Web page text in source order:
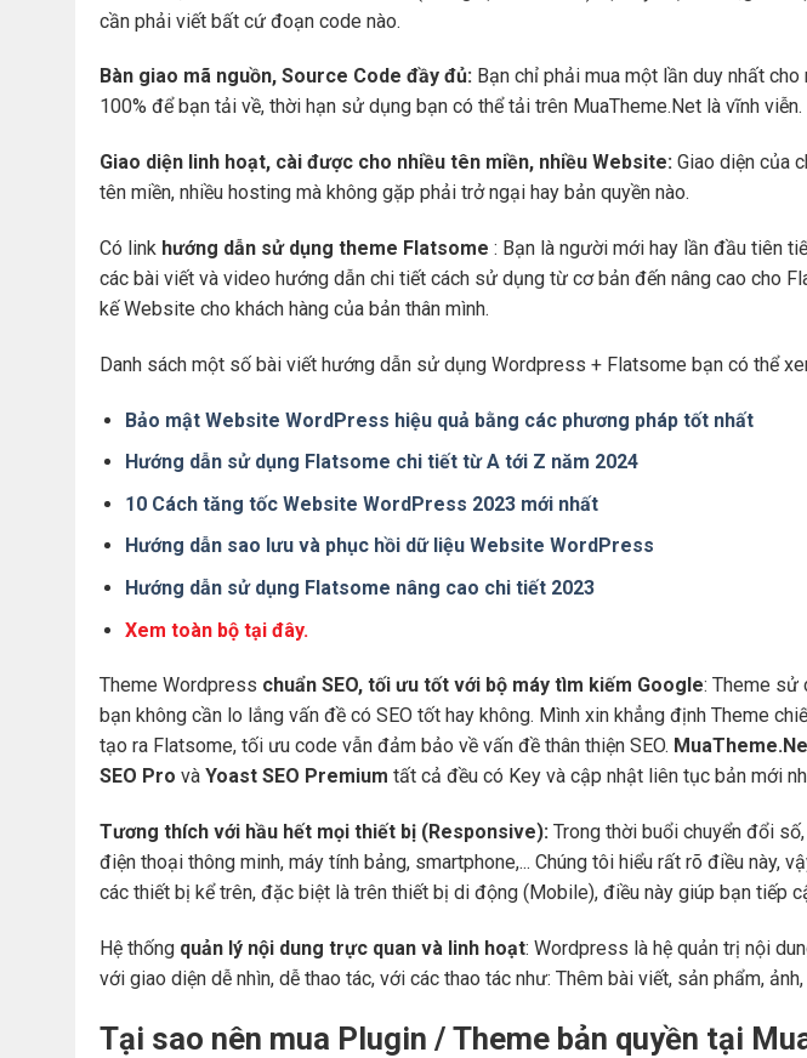
cần phải viết bất cứ đoạn code nào.
Bàn giao mã nguồn, Source Code đầy đủ: Bạn chỉ phải mua một lần duy nhất
100% để bạn tải về, thời hạn sử dụng bạn có thể tải trên MuaTheme.Net là vĩnh viễn.
Giao diện linh hoạt, cài được cho nhiều tên miền, nhiều Website: Giao diện của
tên miền, nhiều hosting mà không gặp phải trở ngại hay bản quyền nào.
Có link hướng dẫn sử dụng theme Flatsome : Bạn là người mới hay lần đầu tiên
các bài viết và video hướng dẫn chi tiết cách sử dụng từ cơ bản đến nâng cao cho
kế Website cho khách hàng của bản thân mình.
Danh sách một số bài viết hướng dẫn sử dụng Wordpress + Flatsome bạn có thể
Bảo mật Website WordPress hiệu quả bằng các phương pháp tốt nhất
Hướng dẫn sử dụng Flatsome chi tiết từ A tới Z năm 2024
10 Cách tăng tốc Website WordPress 2023 mới nhất
Hướng dẫn sao lưu và phục hồi dữ liệu Website WordPress
Hướng dẫn sử dụng Flatsome nâng cao chi tiết 2023
Xem toàn bộ tại đây.
Theme Wordpress chuẩn SEO, tối ưu tốt với bộ máy tìm kiếm Google: Theme sử
bạn không cần lo lắng vấn đề có SEO tốt hay không. Mình xin khẳng định Theme
tạo ra Flatsome, tối ưu code vẫn đảm bảo về vấn đề thân thiện SEO.
SEO Pro và Yoast SEO Premium tất cả đều có Key và cập nhật liên tục bản mới
Tương thích với hầu hết mọi thiết bị (Responsive): Trong thời buổi chuyển đổi
điện thoại thông minh, máy tính bảng, smartphone,... Chúng tôi hiểu rất rõ điều này,
các thiết bị kể trên, đặc biệt là trên thiết bị di động (Mobile), điều này giúp bạn tiếp
Hệ thống quản lý nội dung trực quan và linh hoạt: Wordpress là hệ quản trị nội
với giao diện dễ nhìn, dễ thao tác, với các thao tác như: Thêm bài viết, sản phẩm,
Tại sao nên mua Plugin / Theme bản quyền tại